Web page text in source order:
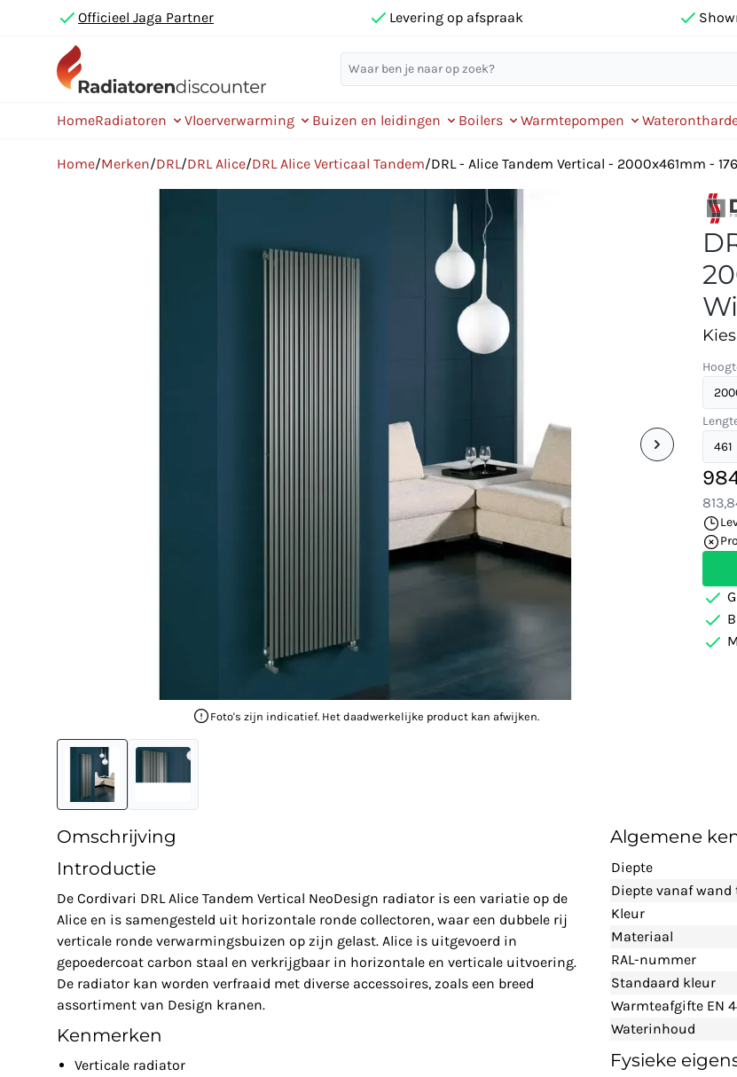
Officieel Jaga Partner Levering op afspraak
HomeRadiatoren Vloerverwarming Buizen en leidingen Boilers Warmtepompen
Home/Merken/DRL/DRL Alice/DRL Alice Verticaal Tandem/DRL - Alice Tandem Vertical - 2000x461mm -
Foto's zijn indicatief. Het daadwerkelijke product kan afwijken.
Omschrijving
Introductie
De Cordivari DRL Alice Tandem Vertical NeoDesign radiator is een variatie op de
Alice en is samengesteld uit horizontale ronde collectoren, waar een dubbele rij
verticale ronde verwarmingsbuizen op zijn gelast. Alice is uitgevoerd in
gepoedercoat carbon staal en verkrijgbaar in horizontale en verticale uitvoering.
De radiator kan worden verfraaid met diverse accessoires, zoals een breed
assortiment van Design kranen.
Kenmerken
Verticale radiator
Algemene
Diepte
Diepte vanaf
Kleur
Materiaal
RAL-nummer
Standaard kleur
Warmteafgifte EN
Waterinhoud
Fysieke